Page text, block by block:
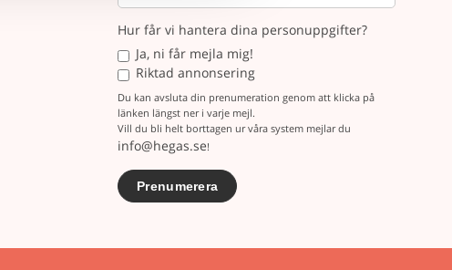
Hur får vi hantera dina personuppgifter?
Ja, ni får mejla mig!
Riktad annonsering
Du kan avsluta din prenumeration genom att klicka på
länken längst ner i varje mejl.
Vill du bli helt borttagen ur våra system mejlar du
info@hegas.se!